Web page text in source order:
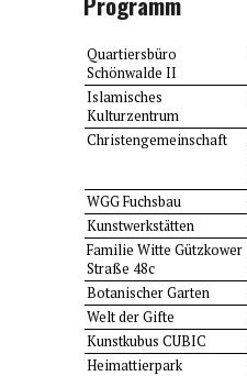
Quartiersbüro
Schönwalde II
Islamisches
Kulturzentrum
Christengemeinschaft
WGG Fuchsbau
Kunstwerkstätten
Familie Witte Gützkower
Straße 48c
Botanischer Garten
Welt der Gifte
Kunstkubus CUBIC
Heimattierpark